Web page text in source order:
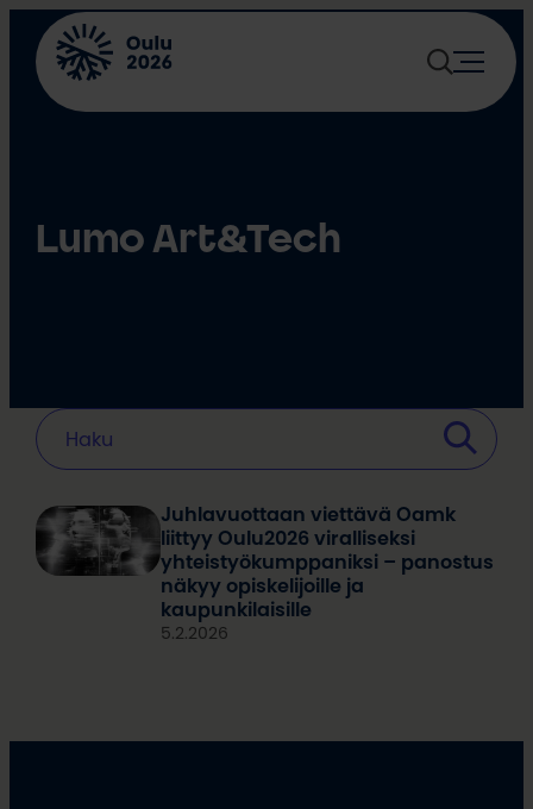
Siirry
sisältöön
Lumo Art&Tech
Juhlavuottaan viettävä Oamk
liittyy Oulu2026 viralliseksi
yhteistyökumppaniksi – panostus
näkyy opiskelijoille ja
kaupunkilaisille
5.2.2026